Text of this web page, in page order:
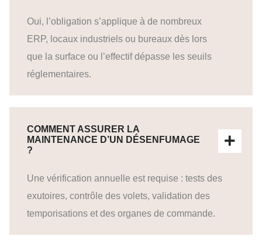
Oui, l’obligation s’applique à de nombreux
ERP, locaux industriels ou bureaux dès lors
que la surface ou l’effectif dépasse les seuils
réglementaires.
COMMENT ASSURER LA
MAINTENANCE D’UN DÉSENFUMAGE
?
Une vérification annuelle est requise : tests des
exutoires, contrôle des volets, validation des
temporisations et des organes de commande.